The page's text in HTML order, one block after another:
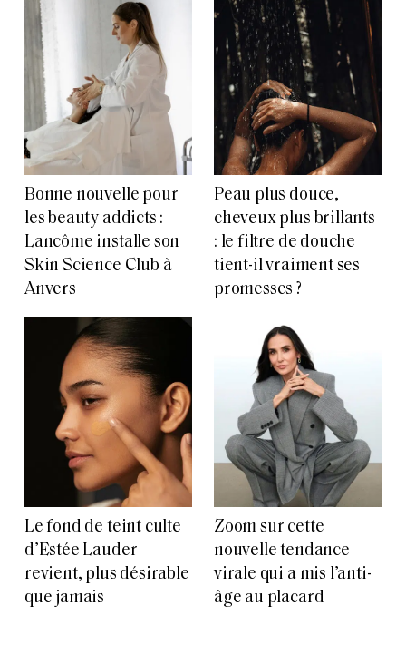
Bonne nouvelle pour
les beauty addicts :
Lancôme installe son
Skin Science Club à
Anvers
Peau plus douce,
cheveux plus brillants
: le filtre de douche
tient-il vraiment ses
promesses ?
Le fond de teint culte
d’Estée Lauder
revient, plus désirable
que jamais
Zoom sur cette
nouvelle tendance
virale qui a mis l’anti-
âge au placard